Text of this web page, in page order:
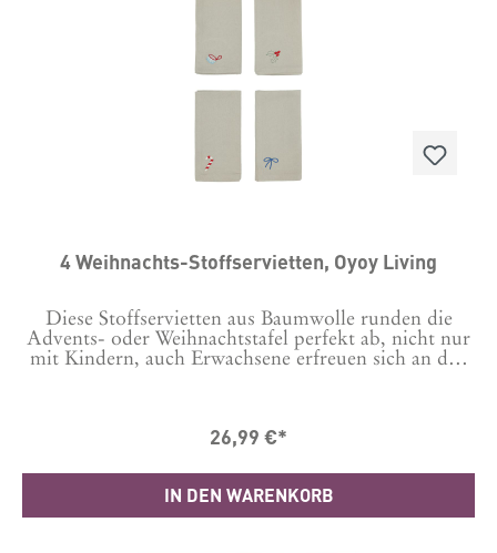
4 Weihnachts-Stoffservietten, Oyoy Living
Diese Stoffservietten aus Baumwolle runden die
Advents- oder Weihnachtstafel perfekt ab, nicht nur
mit Kindern, auch Erwachsene erfreuen sich an den
Bestellnummer. Maße: 45 x 45 cm Material: 100%
26,99 €*
IN DEN WARENKORB